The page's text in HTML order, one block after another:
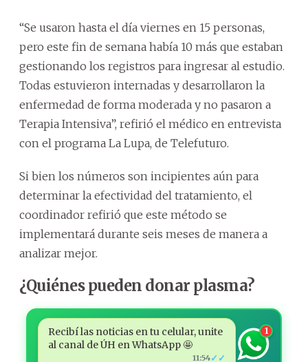
“Se usaron hasta el día viernes en 15 personas,
pero este fin de semana había 10 más que estaban
gestionando los registros para ingresar al estudio.
Todas estuvieron internadas y desarrollaron la
enfermedad de forma moderada y no pasaron a
Terapia Intensiva”, refirió el médico en entrevista
con el programa La Lupa, de Telefuturo.
Si bien los números son incipientes aún para
determinar la efectividad del tratamiento, el
coordinador refirió que este método se
implementará durante seis meses de manera a
analizar mejor.
¿Quiénes pueden donar plasma?
Recibí las noticias en tu celular, unite
al canal de ÚH en WhatsApp 🤩
11:54✓✓
1